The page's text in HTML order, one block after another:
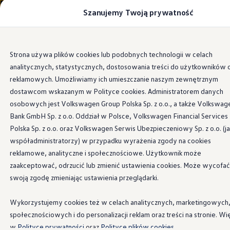
głównej
zawartości
do
stopki
Modele i konfigurator
Auta dostępne od ręki
Cenniki
Modele elektryczne i elektromobilność
Modele elektryczne
Modele elektryczne
Samochody hybrydowe
Przyszłe modele i auta koncepcyjne
ID.4 GTX Xtreme
ID.5 GTX “Xcite”
Nowy ID. Polo GTI
Ładowanie i zasięg
Ładowanie samochodu elektrycznego w domu
Ładowanie samochodu elektrycznego w trasie
Zasięg samochodów elektrycznych
Sposoby płatności
Korzyści i koszty
Koszty utrzymania
Leasing
Najem
Systemy wspomagające parkowanie
Systemy
wspomagające
parkowaniew Touaregu
Dostępne systemy wspomagające parkowanie w różnych
Szanujemy Twoją prywatność
Strona używa plików cookies lub podobnych technologii w celach
analitycznych, statystycznych, dostosowania treści do użytkowników
reklamowych. Umożliwiamy ich umieszczanie naszym zewnętrznym
dostawcom wskazanym w Polityce cookies. Administratorem danych
osobowych jest Volkswagen Group Polska Sp. z o.o., a także
Bank GmbH Sp. z o.o. Oddział w Polsce, Volkswagen Financial Services
Polska Sp. z o.o. oraz Volkswagen Serwis Ubezpieczeniowy Sp. z o.o.
współadministratorzy) w przypadku wyrażenia zgody na cookies
reklamowe, analityczne i społecznościowe. Użytkownik może
zaakceptować, odrzucić lub zmienić ustawienia cookies. Może wycofać
swoją zgodę zmieniając ustawienia przeglądarki.
Wykorzystujemy cookies też w celach analitycznych, marketingowych,
społecznościowych i do personalizacji reklam oraz treści na stronie.
w Polityce prywatności oraz Polityce plików cookies.